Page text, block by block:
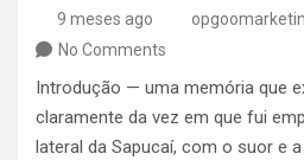
9 meses ago
No Comments
Introdução — uma memória que
claramente da vez em que fui
lateral da Sapucaí, com o suor e